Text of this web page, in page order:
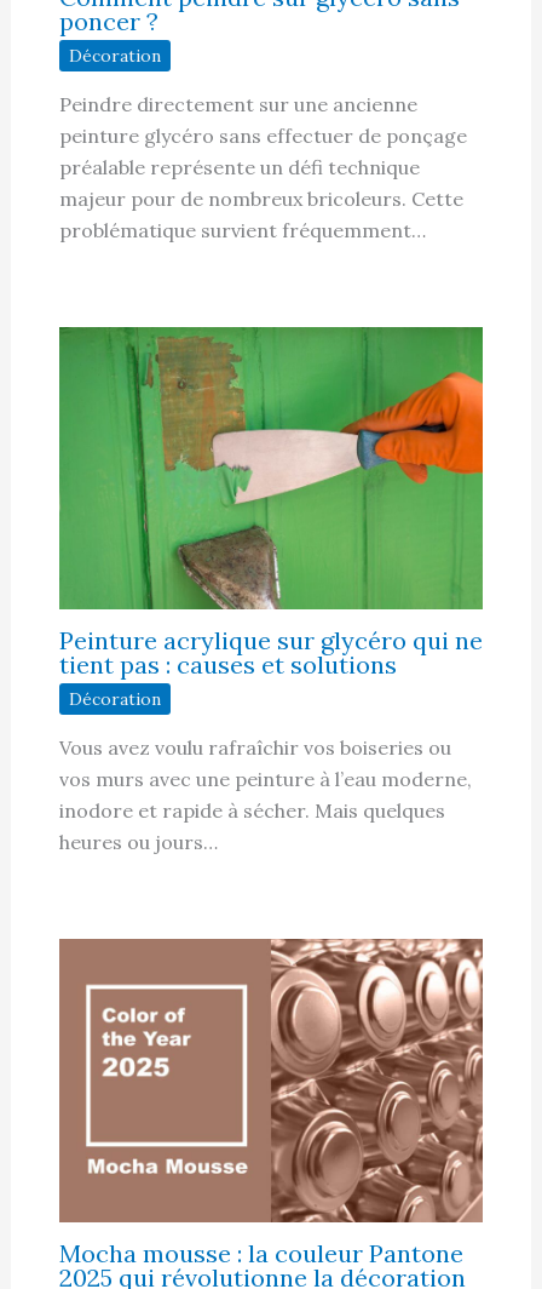
poncer ?
Décoration
Peindre directement sur une ancienne
peinture glycéro sans effectuer de ponçage
préalable représente un défi technique
majeur pour de nombreux bricoleurs. Cette
problématique survient fréquemment…
Peinture acrylique sur glycéro qui ne
tient pas : causes et solutions
Décoration
Vous avez voulu rafraîchir vos boiseries ou
vos murs avec une peinture à l’eau moderne,
inodore et rapide à sécher. Mais quelques
heures ou jours…
Mocha mousse : la couleur Pantone
2025 qui révolutionne la décoration